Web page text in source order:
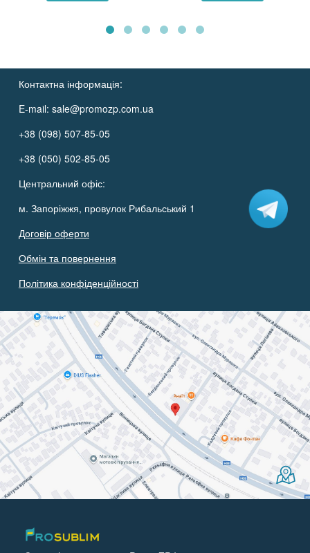
Контактна інформація:
E-mail: sale@promozp.com.ua
+38 (098) 507-85-05
+38 (050) 502-85-05
Центральний офіс:
м. Запоріжжя, провулок Рибальський 1
Договір оферти
Обмін та повернення
Політика конфіденційності